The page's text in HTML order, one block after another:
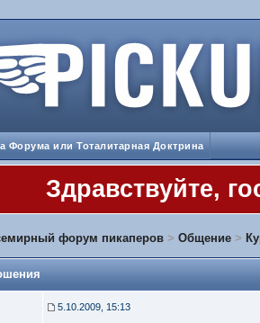
Форума или Тоталитарная Доктрина
Здравствуйте,
форум пикаперов> Общение>
5.10.2009, 15:13